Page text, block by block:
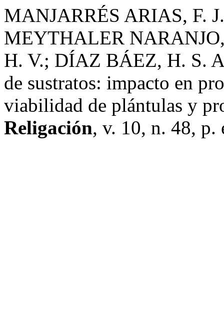
MANJARRÉS ARIAS, F.
MEYTHALER
H. V.; DÍAZ BÁEZ, H. S.
de sustratos: impacto en
viabilidad de plántulas y
Religación, v. 10, n. 48, p.